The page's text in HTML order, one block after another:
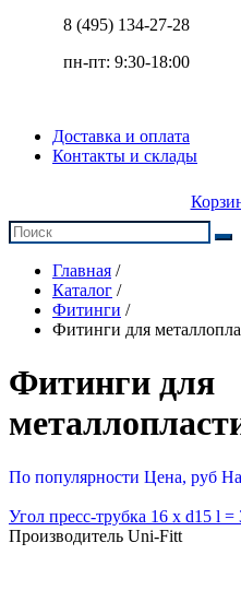
8 (495) 134-27-28
пн-пт: 9:30-18:00
Доставка и оплата
Контакты и склады
Главная /
Каталог /
Фитинги /
Фитинги для
Фитинги для
По популярности Цена, руб
Угол пресс-трубка 16 x d15 l
Производитель Uni-Fitt